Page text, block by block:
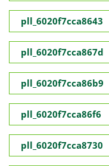
pll_6020f7cca8643
pll_6020f7cca867d
pll_6020f7cca86b9
pll_6020f7cca86f6
pll_6020f7cca8730